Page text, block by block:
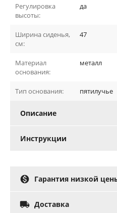
Регулировка
высоты:
да
Ширина сиденья,
см:
47
Материал
основания:
металл
Тип основания: пятилучье
Описание
Инструкции
 Гарантия низкой
 Доставка